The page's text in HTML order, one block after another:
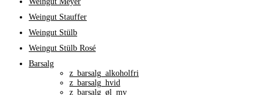
Weingut Stauffer
Weingut Stülb
Weingut Stülb Rosé
Barsalg
z_barsalg_alkoholfri
z_barsalg_hvid
z_barsalg_øl_mv